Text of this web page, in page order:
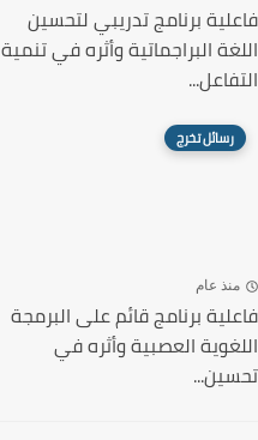
فاعلية برنامج تدريبي لتحسين
اللغة البراجماتية وأثره في تنمية
التفاعل...
رسائل تخرج
منذ عام
فاعلية برنامج قائم على البرمجة
اللغوية العصبية وأثره في
تحسين...